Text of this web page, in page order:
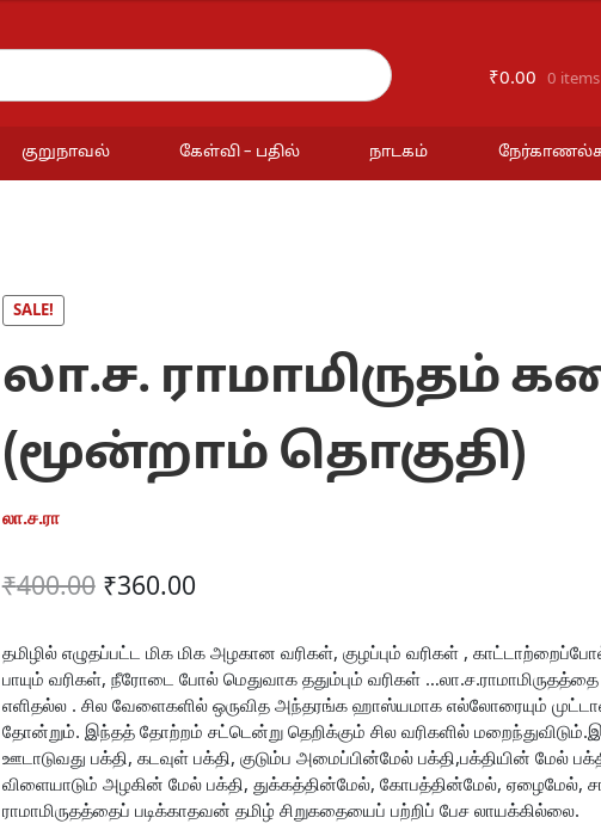
₹0.00 0 items
குறுநாவல் கேள்வி – பதில் நாடகம்
SALE!
லா.ச. ராமாமிருதம்
(மூன்றாம் தொகுதி)
லா.ச.ரா
₹400.00 Original
was:
₹400.00.
₹360.00Current
is:
₹360.00.
தமிழில் எழுதப்பட்ட மிக மிக அழகான வரிகள், குழப்பும் வரிகள் ,
பாயும் வரிகள், நீரோடை போல் மெதுவாக ததும்பும் வரிகள் …லா.ச.ராமாமிருதத்தை
எளிதல்ல . சில வேளைகளில் ஒருவித அந்தரங்க ஹாஸ்யமாக எல்லோரையும்
தோன்றும். இந்தத் தோற்றம் சட்டென்று தெறிக்கும் சில வரிகளில்
ஊடாடுவது பக்தி, கடவுள் பக்தி, குடும்ப அமைப்பின்மேல் பக்தி,பக்தியின் மேல்
விளையாடும் அழகின் மேல் பக்தி, துக்கத்தின்மேல், கோபத்தின்மேல், ஏழைமேல்,
ராமாமிருதத்தைப் படிக்காதவன் தமிழ் சிறுகதையைப் பற்றிப் பேச லாயக்கில்லை.